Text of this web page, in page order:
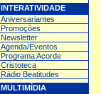
INTERATIVIDADE
Aniversariantes
Promoções
Newsletter
Agenda/Eventos
Programa Acorde
Cristoteca
Rádio Beatitudes
MULTIMÍDIA